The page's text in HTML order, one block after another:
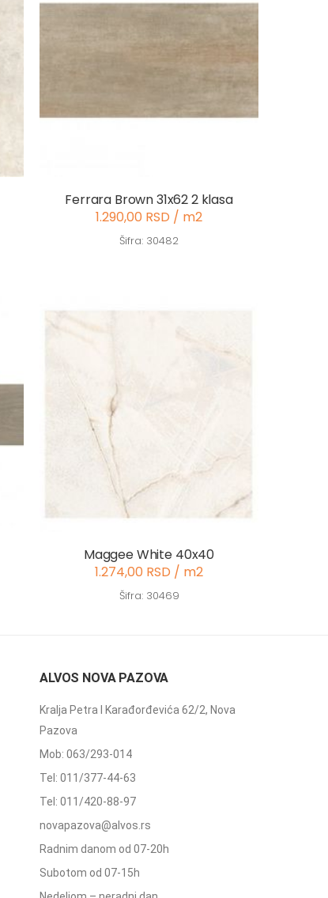
Ferrara Brown 31x62 2 klasa
1.290,00 RSD / m2
Šifra: 30482
Maggee White 40x40
1.274,00 RSD / m2
Šifra: 30469
ALVOS NOVA PAZOVA
Kralja Petra I Karađorđevića 62/2, Nova
Pazova
Mob: 063/293-014
Tel: 011/377-44-63
Tel: 011/420-88-97
novapazova@alvos.rs
Radnim danom od 07-20h
Subotom od 07-15h